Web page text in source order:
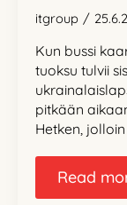
itgroup
Kun bussi
tuoksu tulvii
pitkään
Hetken,
Read